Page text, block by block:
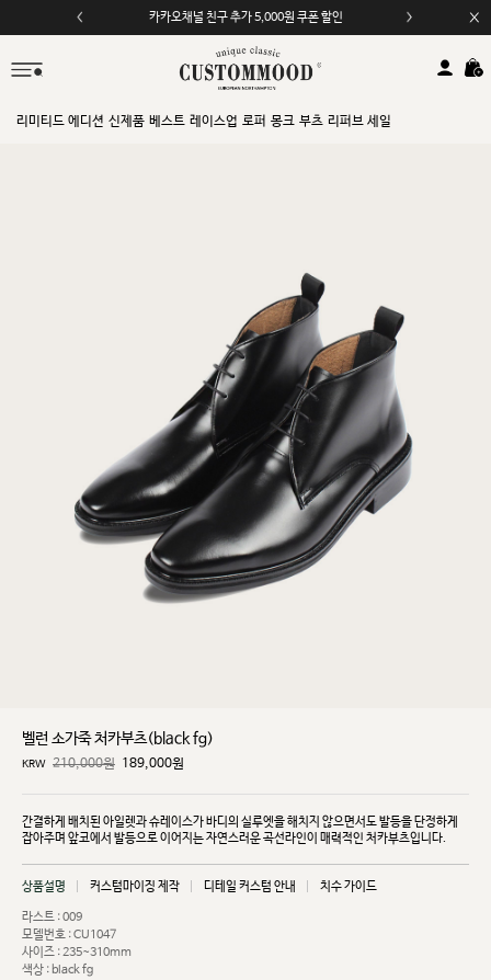
카카오채널 친구 추가 5,000원 쿠폰 할인
모바일 앱 자동 2,000원 할인
리미티드 에디션 신제품 베스트 레이스업 로퍼 몽크 부츠 리퍼브 세일
벨런 소가죽 처카부츠(black fg)
KRW 210,000원 189,000원
간결하게 배치된 아일렛과 슈레이스가 바디의 실루엣을 해치지 않으면서도 발등을 단정하게
잡아주며 앞코에서 발등으로 이어지는 자연스러운 곡선라인이 매력적인 처카부츠입니다.
상품설명 커스텀마이징 제작 디테일 커스텀 안내 치수 가이드
라스트 : 009
모델번호 : CU1047
사이즈 : 235~310mm
색상 : black fg